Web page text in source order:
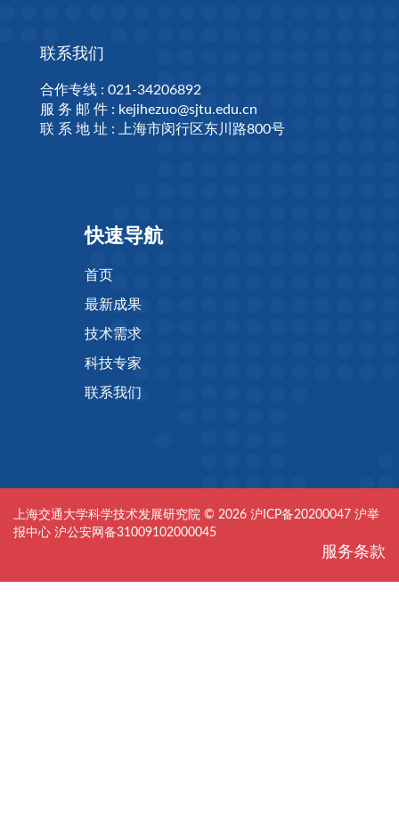
联系我们
合作专线 : 021-34206892
服 务 邮 件 : kejihezuo@sjtu.edu.cn
联 系 地 址 : 上海市闵行区东川路800号
快速导航
首页
最新成果
技术需求
科技专家
联系我们
上海交通大学科学技术发展研究院 © 2026 沪ICP备20200047 沪举
报中心 沪公安网备31009102000045
服务条款